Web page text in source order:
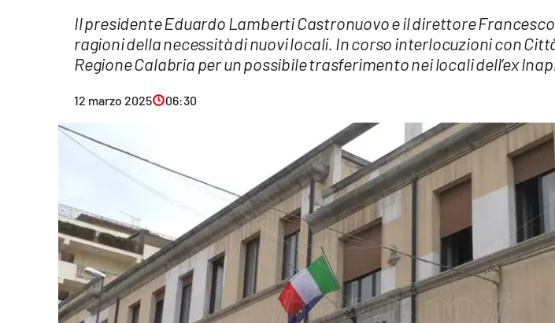
Economia e lavoro
Lac Network
Il presidente Eduardo Lamberti Castronuovo e il direttore
ragioni della necessità di nuovi locali. In corso interlocuzioni con
Regione Calabria per un possibile trasferimento nei locali dell’ex
12 marzo 2025 06:30